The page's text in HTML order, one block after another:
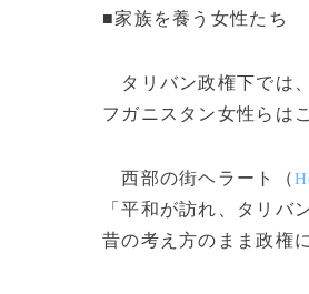
■家族を養う女性たち
タリバン政権下では
フガニスタン女性らは
西部の街ヘラート（
「平和が訪れ、タリバ
昔の考え方のまま政権